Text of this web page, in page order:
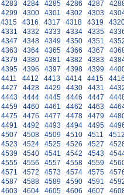
4283 4284 4285 4286 4287
4299 4300 4301 4302 4303
4315 4316 4317 4318 4319
4331 4332 4333 4334 4335
4347 4348 4349 4350 4351
4363 4364 4365 4366 4367
4379 4380 4381 4382 4383
4395 4396 4397 4398 4399
4411 4412 4413 4414 4415
4427 4428 4429 4430 4431
4443 4444 4445 4446 4447
4459 4460 4461 4462 4463
4475 4476 4477 4478 4479
4491 4492 4493 4494 4495
4507 4508 4509 4510 4511
4523 4524 4525 4526 4527
4539 4540 4541 4542 4543
4555 4556 4557 4558 4559
4571 4572 4573 4574 4575
4587 4588 4589 4590 4591
4603 4604 4605 4606 4607